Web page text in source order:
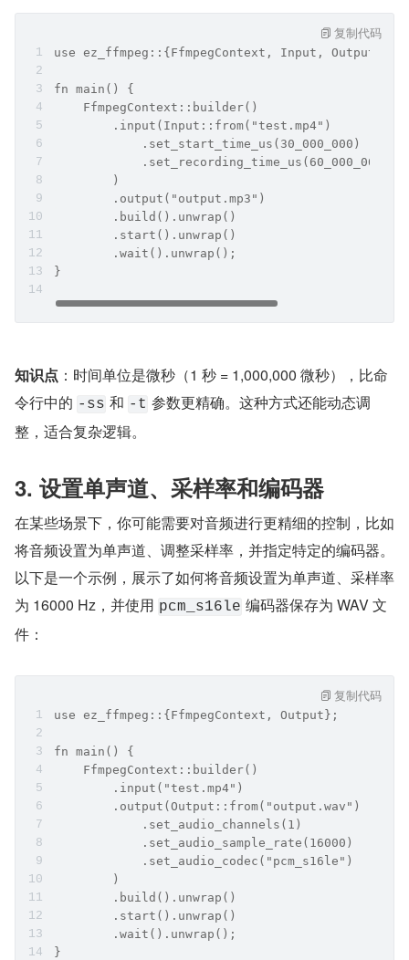
use ez_ffmpeg::{FfmpegContext, Input, Output};
fn main() {
    FfmpegContext::builder()
        .input(Input::from("test.mp4")
.set_start_time_us(30_000_000)     //
.set_recording_time_us(60_000_000) //
        )
        .output("output.mp3")
        .build().unwrap()
        .start().unwrap()
        .wait().unwrap();
}
复制代码
知识点 ：时间单位是微秒（1 秒 = 1,000,000 微秒），比命
令行中的 -ss 和 -t 参数更精确。这种方式还能动态调
整，适合复杂逻辑。
3. 设置单声道、采样率和编码器
在某些场景下，你可能需要对音频进行更精细的控制，比如
将音频设置为单声道、调整采样率，并指定特定的编码器。
以下是一个示例，展示了如何将音频设置为单声道、采样率
为 16000 Hz，并使用 pcm_s16le 编码器保存为 WAV 文
件：
use ez_ffmpeg::{FfmpegContext, Output};
fn main() {
    FfmpegContext::builder()
        .input("test.mp4")
        .output(Output::from("output.wav")
.set_audio_channels(1)          // 设
.set_audio_sample_rate(16000)   // 设
.set_audio_codec("pcm_s16le")   // 设
        )
        .build().unwrap()
        .start().unwrap()
        .wait().unwrap();
}
复制代码